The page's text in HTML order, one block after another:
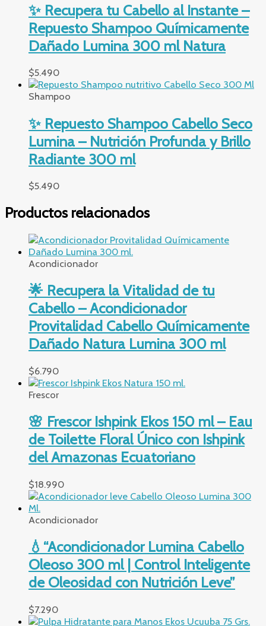
✨ Recupera tu Cabello al Instante –
Repuesto Shampoo Químicamente
Dañado Lumina 300 ml Natura
$5.490
Shampoo
✨ Repuesto Shampoo Cabello Seco
Lumina – Nutrición Profunda y Brillo
Radiante 300 ml
$5.490
Productos relacionados
Acondicionador
🌟 Recupera la Vitalidad de tu
Cabello – Acondicionador
Provitalidad Cabello Químicamente
Dañado Natura Lumina 300 ml
$6.790
Frescor
🌸 Frescor Ishpink Ekos 150 ml – Eau
de Toilette Floral Único con Ishpink
del Amazonas Ecuatoriano
$18.990
Acondicionador
💧“Acondicionador Lumina Cabello
Oleoso 300 ml | Control Inteligente
de Oleosidad con Nutrición Leve”
$7.290